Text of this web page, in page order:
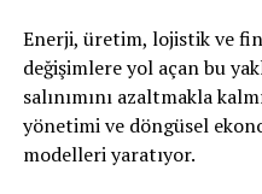
Enerji, üretim, lojistik ve
değişimlere yol açan bu
salınımını azaltmakla
yönetimi ve döngüsel
modelleri yaratıyor.